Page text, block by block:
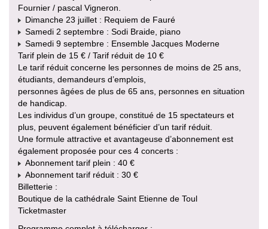
Fournier / pascal Vigneron.
Dimanche 23 juillet : Requiem de Fauré
Samedi 2 septembre : Sodi Braide, piano
Samedi 9 septembre : Ensemble Jacques Moderne
Tarif plein de 15 € / Tarif réduit de 10 €
Le tarif réduit concerne les personnes de moins de 25 ans,
étudiants, demandeurs d’emplois,
personnes âgées de plus de 65 ans, personnes en situation
de handicap.
Les individus d’un groupe, constitué de 15 spectateurs et
plus, peuvent également bénéficier d’un tarif réduit.
Une formule attractive et avantageuse d’abonnement est
également proposée pour ces 4 concerts :
Abonnement tarif plein : 40 €
Abonnement tarif réduit : 30 €
Billetterie :
Boutique de la cathédrale Saint Etienne de Toul
Ticketmaster